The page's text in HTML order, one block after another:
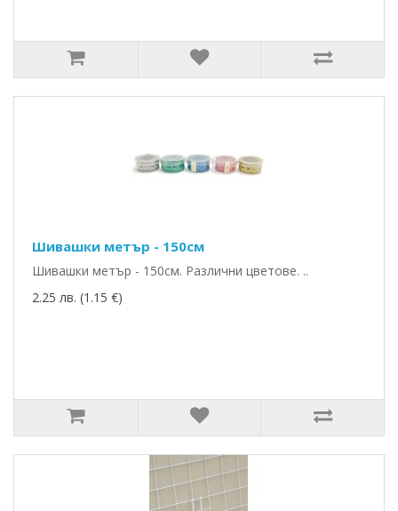
Шивашки метър - 150см
Шивашки метър - 150см. Различни цветове. ..
2.25 лв. (1.15 €)